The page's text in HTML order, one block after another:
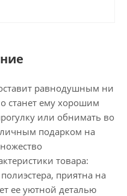
равнодушным ни
станет ему хорошим
или обнимать во
подарком на
товара:
приятна на
ее уютной деталью